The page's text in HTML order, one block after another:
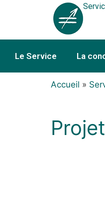
Le Service La
Accueil »